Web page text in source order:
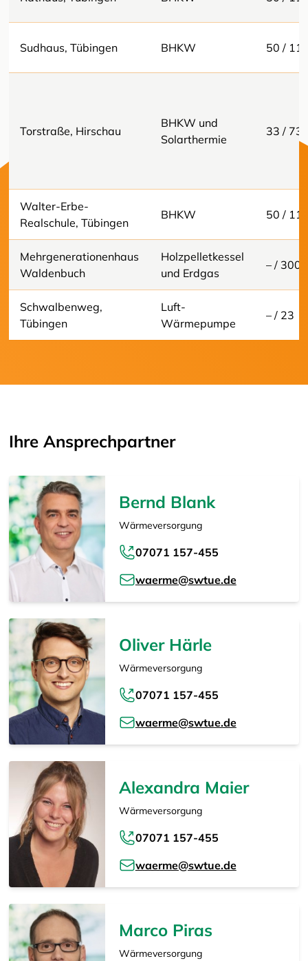
Sudhaus, Tübingen BHKW 50 /
Torstraße, Hirschau
BHKW und
Solarthermie
33 / 73
Walter-Erbe-
Realschule, Tübingen
BHKW 50 /
Mehrgenerationenhaus
Waldenbuch
Holzpelletkessel
und Erdgas
– / 300
Schwalbenweg,
Tübingen
Luft-
Wärmepumpe
– / 23
Ihre Ansprechpartner
Bernd Blank
Wärmeversorgung
07071 157-455
waerme@swtue.de
Oliver Härle
Wärmeversorgung
07071 157-455
waerme@swtue.de
Alexandra Maier
Wärmeversorgung
07071 157-455
waerme@swtue.de
Marco Piras
Wärmeversorgung